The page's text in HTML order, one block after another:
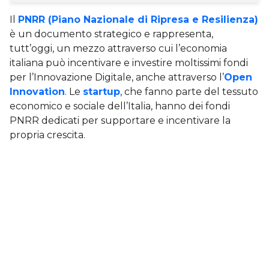
Il PNRR (Piano Nazionale di Ripresa e Resilienza)
è un documento strategico e rappresenta,
tutt’oggi, un mezzo attraverso cui l’economia
italiana può incentivare e investire moltissimi fondi
per l’Innovazione Digitale, anche attraverso l’Open
Innovation. Le startup, che fanno parte del tessuto
economico e sociale dell’Italia, hanno dei fondi
PNRR dedicati per supportare e incentivare la
propria crescita.